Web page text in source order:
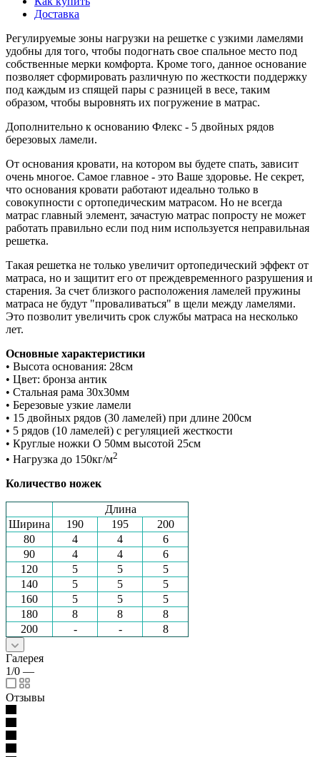
Доставка
Регулируемые зоны нагрузки на решетке с узкими ламелями
удобны для того, чтобы подогнать свое спальное место под
собственные мерки комфорта. Кроме того, данное основание
позволяет сформировать различную по жесткости поддержку
под каждым из спящей пары с разницей в весе, таким
образом, чтобы выровнять их погружение в матрас.
Дополнительно к основанию Флекс - 5 двойных рядов
березовых ламели.
От основания кровати, на котором вы будете спать, зависит
очень многое. Самое главное - это Ваше здоровье. Не секрет,
что основания кровати работают идеально только в
совокупности с ортопедическим матрасом. Но не всегда
матрас главный элемент, зачастую матрас попросту не может
работать правильно если под ним используется неправильная
решетка.
Такая решетка не только увеличит ортопедический эффект от
матраса, но и защитит его от преждевременного разрушения и
старения. За счет близкого расположения ламелей пружины
матраса не будут "проваливаться" в щели между ламелями.
Это позволит увеличить срок службы матраса на несколько
лет.
Основные характеристики
• Высота основания: 28см
• Цвет: бронза антик
• Стальная рама 30х30мм
• Березовые узкие ламели
• 15 двойных рядов (30 ламелей) при длине 200см
• 5 рядов (10 ламелей) с регуляцией жесткости
• Круглые ножки O 50мм высотой 25см
• Нагрузка до 150кг/м2
Количество ножек
Длина
Ширина
190 195
200
80
4 4
6
90
4 4
6
120
5 5
5
140
5 5
5
160
5 5
5
180
8 8
8
200
- - 8
Галерея
1/0 —
Отзывы